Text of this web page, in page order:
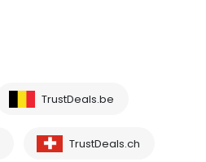
TrustDeals.be
TrustDeals.ch